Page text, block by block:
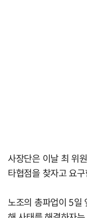
사장단은 이날 최 위
타협점을 찾자고 요
노조의 총파업이 5일